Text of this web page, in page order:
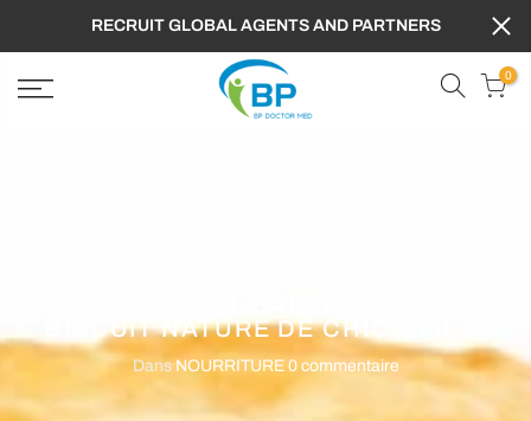
RECRUIT GLOBAL AGENTS AND PARTNERS
0
BISCUIT NATURE DE CHICK-FIL-A
DansNOURRITURE 0 commentaire